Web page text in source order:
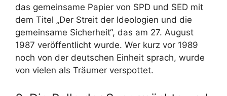
das gemeinsame Papier von SPD und SED mit
dem Titel „Der Streit der Ideologien und die
gemeinsame Sicherheit“, das am 27. August
1987 veröffentlicht wurde. Wer kurz vor 1989
noch von der deutschen Einheit sprach, wurde
von vielen als Träumer verspottet.